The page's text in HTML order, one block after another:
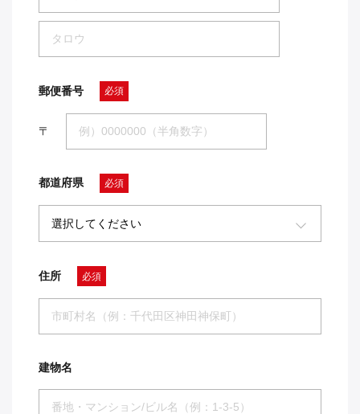
郵便番号 必須
〒
都道府県 必須
住所 必須
建物名